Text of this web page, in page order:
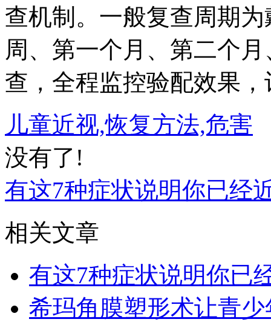
查机制。一般复查周期
周、第一个月、第二个
查，全程监控验配效果
儿童近视,恢复方法,危害
没有了!
有这7种症状说明你已经
相关文章
有这7种症状说明你已
希玛角膜塑形术让青